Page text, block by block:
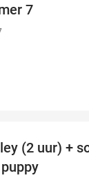
7
(2 uur) +